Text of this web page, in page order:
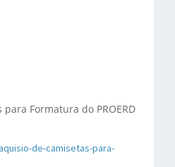
Formatura do PROERD
de-camisetas-para-